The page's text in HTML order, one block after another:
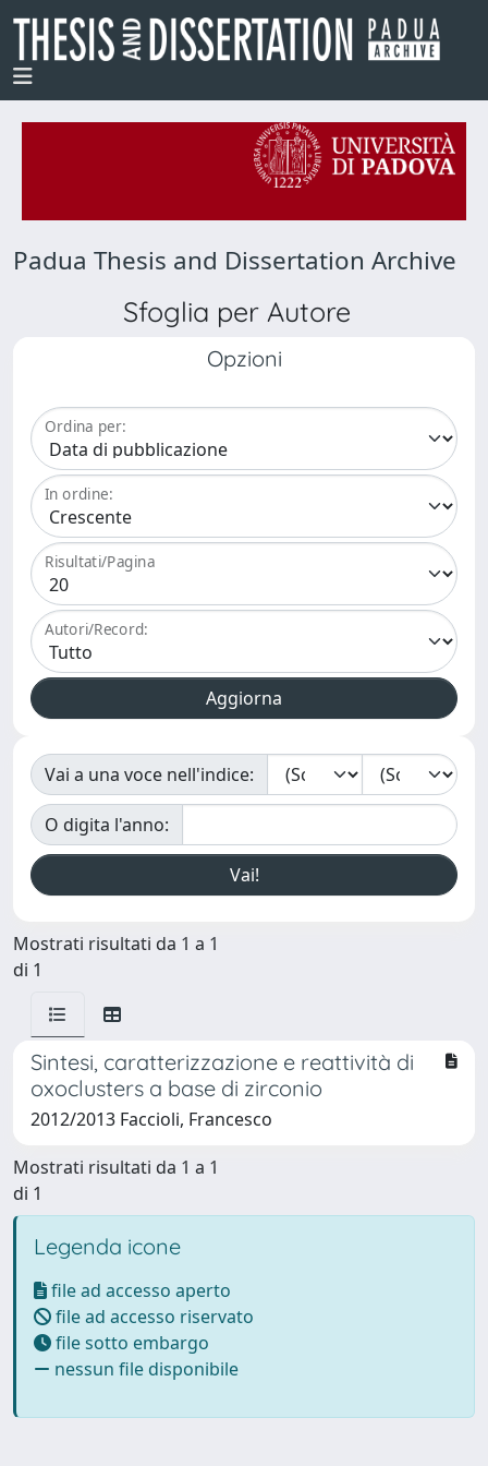
Padua Thesis and Dissertation Archive
Sfoglia per Autore
Opzioni
Ordina per:
In ordine:
Risultati/Pagina
Autori/Record:
Vai a una voce nell'indice:
O digita l'anno:
Mostrati risultati da 1 a 1
di 1
Sintesi, caratterizzazione e reattività di
oxoclusters a base di zirconio
2012/2013 Faccioli, Francesco
Mostrati risultati da 1 a 1
di 1
Legenda icone
file ad accesso aperto
file ad accesso riservato
file sotto embargo
nessun file disponibile